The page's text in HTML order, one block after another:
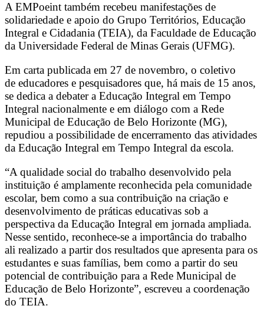
A EMPoeint também recebeu manifestações de
solidariedade e apoio do Grupo Territórios, Educação
Integral e Cidadania (TEIA), da Faculdade de Educação
da Universidade Federal de Minas Gerais (UFMG).
Em carta publicada em 27 de novembro, o coletivo
de educadores e pesquisadores que, há mais de 15 anos,
se dedica a debater a Educação Integral em Tempo
Integral nacionalmente e em diálogo com a Rede
Municipal de Educação de Belo Horizonte (MG),
repudiou a possibilidade de encerramento das atividades
da Educação Integral em Tempo Integral da escola.
“A qualidade social do trabalho desenvolvido pela
instituição é amplamente reconhecida pela comunidade
escolar, bem como a sua contribuição na criação e
desenvolvimento de práticas educativas sob a
perspectiva da Educação Integral em jornada ampliada.
Nesse sentido, reconhece-se a importância do trabalho
ali realizado a partir dos resultados que apresenta para os
estudantes e suas famílias, bem como a partir do seu
potencial de contribuição para a Rede Municipal de
Educação de Belo Horizonte”, escreveu a coordenação
do TEIA.